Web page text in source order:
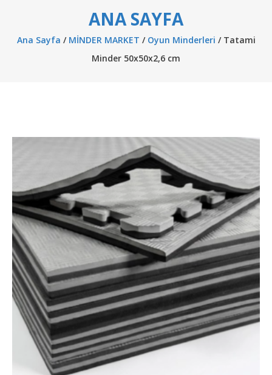
ANA SAYFA
Ana Sayfa / MİNDER MARKET / Oyun Minderleri / Tatami
Minder 50x50x2,6 cm